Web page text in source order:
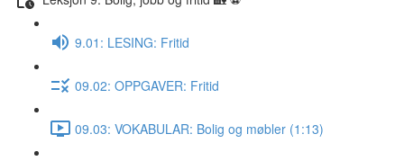
9.01: LESING: Fritid
09.02: OPPGAVER: Fritid
09.03: VOKABULAR: Bolig og møbler (1:13)